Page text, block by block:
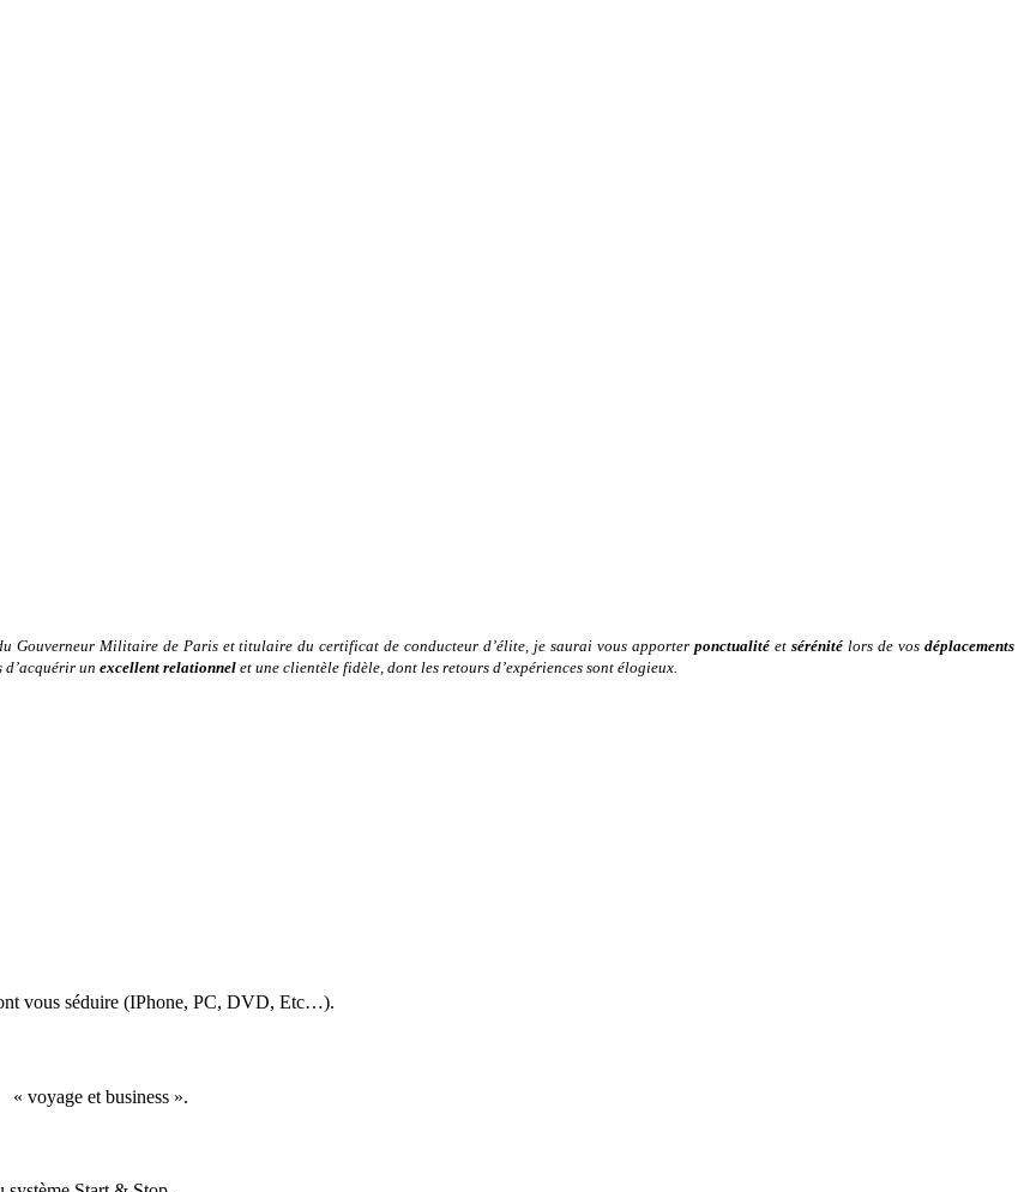
Gouverneur Militaire de Paris et titulaire du certificat de conducteur d’élite, je saurai vous apporterponctualité etsérénité lors de vosdéplacements
d’acquérir un excellent relationnel et une clientèle fidèle, dont les retours d’expériences sont élogieux.
vous séduire (IPhone, PC, DVD, Etc…).
« voyage et business ».